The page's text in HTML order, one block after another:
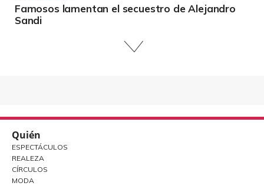
Famosos lamentan el secuestro de Alejandro
Sandi
Quién
ESPECTÁCULOS
REALEZA
CÍRCULOS
MODA